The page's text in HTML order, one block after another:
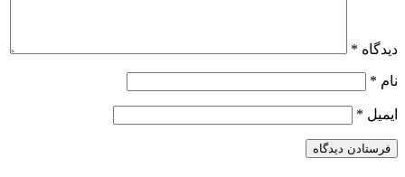
دیدگاه *
نام *
ایمیل *